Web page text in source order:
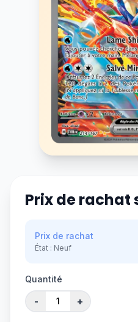
Prix de rachat
Prix de rachat
État : Neuf
Quantité
- +